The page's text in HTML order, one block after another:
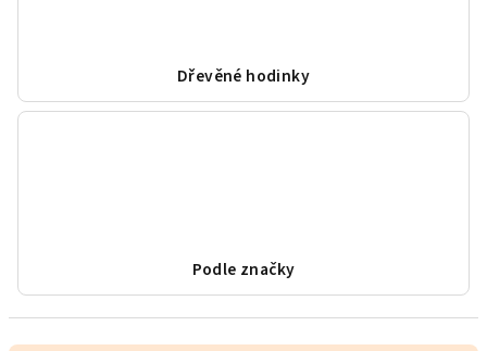
Dřevěné hodinky
Podle značky